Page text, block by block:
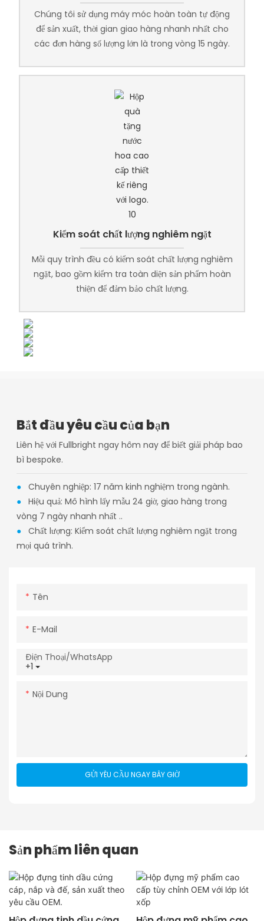
Chúng tôi sử dụng máy móc hoàn toàn tự động
để sản xuất, thời gian giao hàng nhanh nhất cho
các đơn hàng số lượng lớn là trong vòng 15 ngày.
Kiểm soát chất lượng nghiêm ngặt
Mỗi quy trình đều có kiểm soát chất lượng nghiêm
ngặt, bao gồm kiểm tra toàn diện sản phẩm hoàn
thiện để đảm bảo chất lượng.
Bắt đầu yêu cầu của bạn
Liên hệ với Fullbright ngay hôm nay để biết giải pháp bao
bì bespoke.
● Chuyên nghiệp: 17 năm kinh nghiệm trong ngành.
● Hiệu quả: Mô hình lấy mẫu 24 giờ, giao hàng trong
vòng 7 ngày nhanh nhất ..
● Chất lượng: Kiểm soát chất lượng nghiêm ngặt trong
mọi quá trình.
Tên
E-Mail
+1
Điện Thoại/WhatsApp
Nội Dung
GỬI YÊU CẦU NGAY BÂY GIỜ
Sản phẩm liên quan